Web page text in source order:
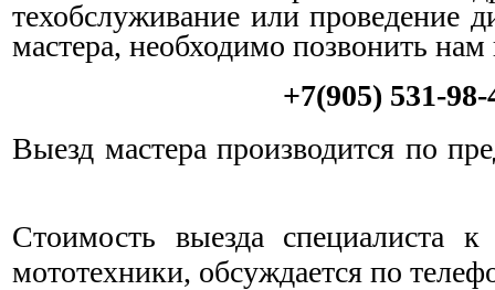
техобслуживание или проведение
мастера, необходимо позвонить
+7(905) 531-98-
Выезд мастера производится по
Cтоимость выезда специалиста
мототехники, обсуждается по